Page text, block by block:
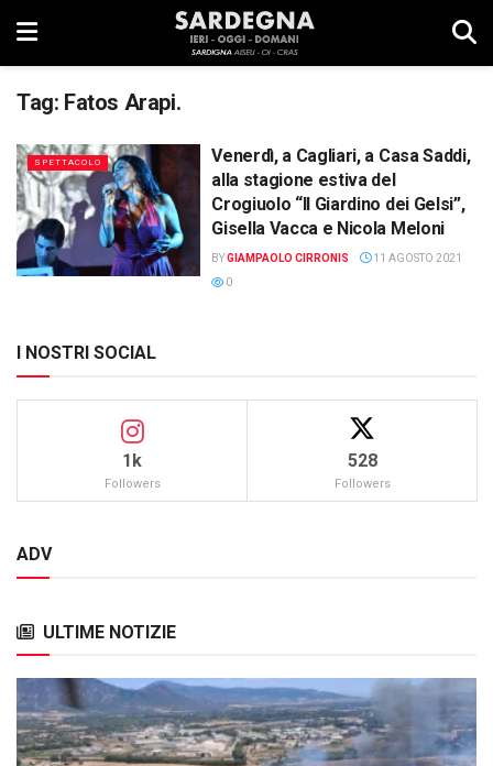
Tag: Fatos Arapi.
SPETTACOLO
Venerdì, a Cagliari, a Casa Saddi,
alla stagione estiva del
Crogiuolo “Il Giardino dei Gelsi”,
Gisella Vacca e Nicola Meloni
BYGIAMPAOLO CIRRONIS
11 AGOSTO 2021
0
I NOSTRI SOCIAL
1k
Followers
528
Followers
ADV
ULTIME NOTIZIE